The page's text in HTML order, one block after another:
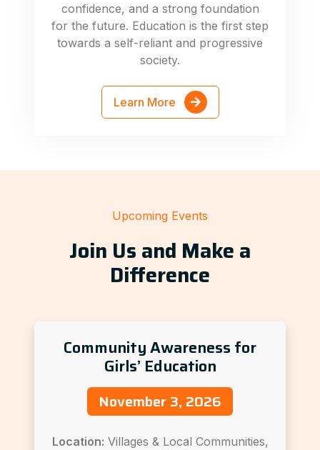
confidence, and a strong foundation
for the future. Education is the first step
towards a self-reliant and progressive
society.
Learn More
Upcoming Events
Join Us and Make a
Difference
Community Awareness for
Girls’ Education
November 3, 2026
Location: Villages & Local Communities,